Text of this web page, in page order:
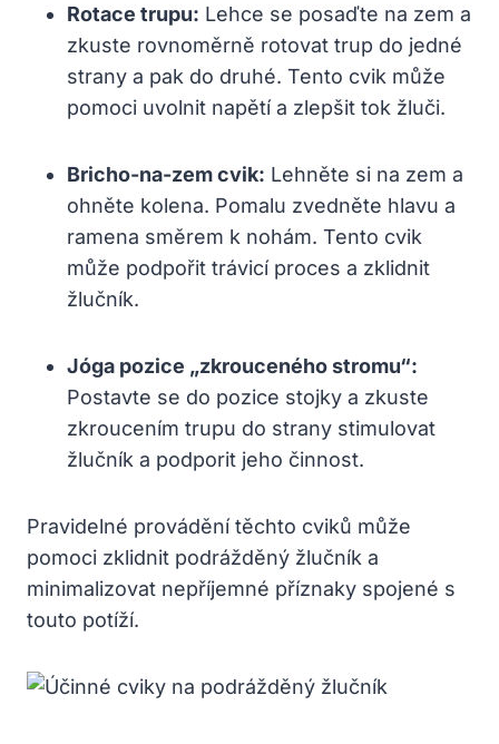
Rotace trupu: Lehce se posaďte na zem a
zkuste rovnoměrně rotovat trup do jedné
strany a pak do druhé. Tento cvik může
pomoci uvolnit napětí a zlepšit tok žluči.
Bricho-na-zem cvik: Lehněte si na zem a
ohněte kolena. Pomalu zvedněte hlavu a
ramena směrem k nohám. Tento cvik
může podpořit trávicí proces a zklidnit
žlučník.
Jóga pozice „zkrouceného stromu“:
Postavte se do pozice stojky a zkuste
zkroucením trupu do strany stimulovat
žlučník a podporit jeho činnost.
Pravidelné provádění těchto cviků může
pomoci zklidnit podrážděný žlučník a
minimalizovat nepříjemné příznaky spojené s
touto potíží.